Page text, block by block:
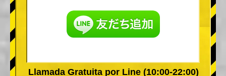
Llamada Gratuita por Line (10:00-22:00)